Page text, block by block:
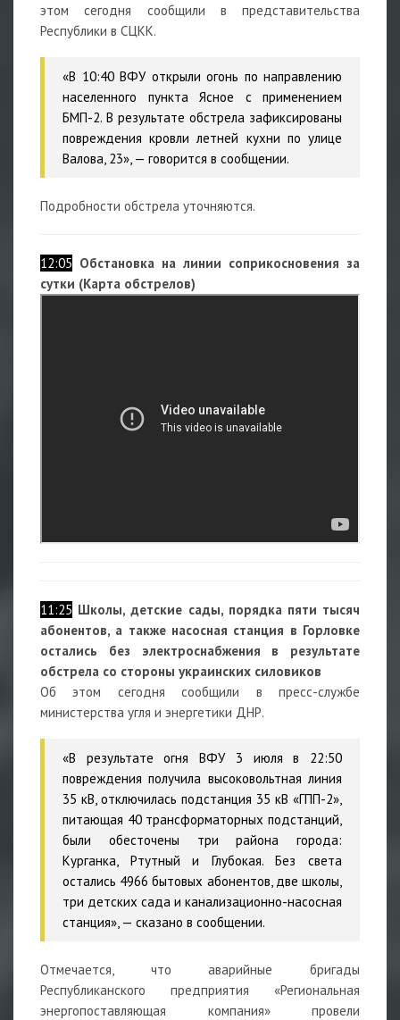
этом сегодня сообщили в представительства
Республики в СЦКК.
«В 10:40 ВФУ открыли огонь по направлению
населенного пункта Ясное с применением
БМП-2. В результате обстрела зафиксированы
повреждения кровли летней кухни по улице
Валова, 23», — говорится в сообщении.
Подробности обстрела уточняются.
12:05 Обстановка на линии соприкосновения за
сутки (Карта обстрелов)
11:25 Школы, детские сады, порядка пяти тысяч
абонентов, а также насосная станция в Горловке
остались без электроснабжения в результате
обстрела со стороны украинских силовиков
Об этом сегодня сообщили в пресс-службе
министерства угля и энергетики ДНР.
«В результате огня ВФУ 3 июля в 22:50
повреждения получила высоковольтная линия
35 кВ, отключилась подстанция 35 кВ «ГПП-2»,
питающая 40 трансформаторных подстанций,
были обесточены три района города:
Курганка, Ртутный и Глубокая. Без света
остались 4966 бытовых абонентов, две школы,
три детских сада и канализационно-насосная
станция», — сказано в сообщении.
Отмечается, что аварийные бригады
Республиканского предприятия «Региональная
энергопоставляющая компания» провели